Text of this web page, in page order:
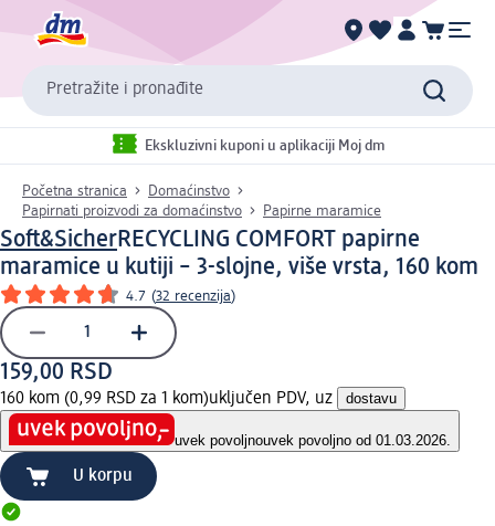
Pretražite i pronađite
Ekskluzivni kuponi u aplikaciji Moj dm
Početna stranica
Domaćinstvo
Papirnati proizvodi za domaćinstvo
Papirne maramice
Soft&SicherRECYCLING COMFORT papirne
maramice u kutiji – 3-slojne, više vrsta, 160 kom
4.7 (32 recenzija)
159,00 RSD
160 kom (0,99 RSD za 1 kom)uključen PDV, uz dostavu
uvek povoljnouvek povoljno od 01.03.2026.
U korpu